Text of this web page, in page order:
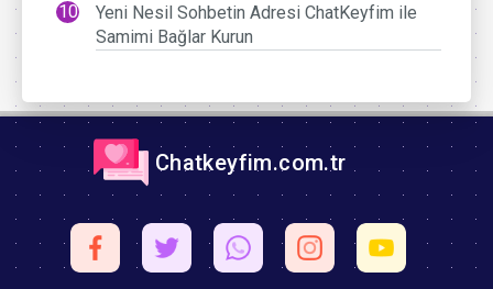
Yeni Nesil Sohbetin Adresi ChatKeyfim ile
Samimi Bağlar Kurun
Chatkeyfim.com.tr